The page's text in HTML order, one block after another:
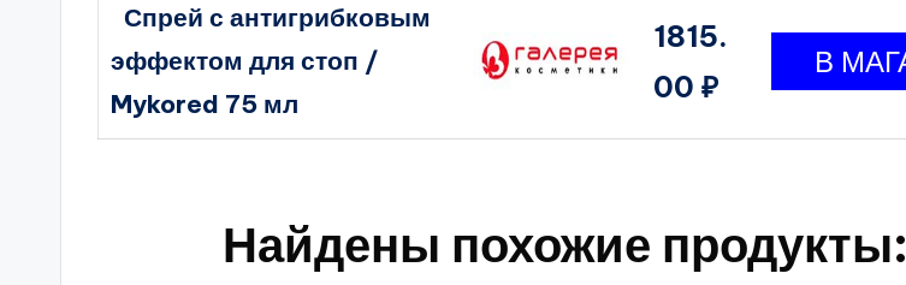
Спрей с антигрибковым
эффектом для стоп /
Mykored 75 мл
1815.
00 ₽
Найдены похожие продукты: